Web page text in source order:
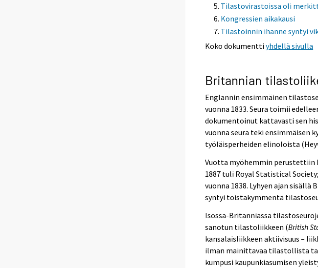
Tilastovirastoissa oli
Kongressien aikakausi
Tilastoinnin ihanne syntyi
Koko dokumenttiyhdellä sivulla
Britannian
Englannin ensimmäinen
vuonna 1833. Seura toimii
dokumentoinut kattavasti sen
vuonna seura teki ensimmäisen
työläisperheiden elinoloista
Vuotta myöhemmin perustettiin
1887 tuli Royal Statistical
vuonna 1838. Lyhyen ajan
syntyi toistakymmentä
Isossa-Britanniassa
sanotun tilastoliikkeen (British
kansalaisliikkeen aktiivisuus –
ilman mainittavaa tilastollista
kumpusi kaupunkiasumisen